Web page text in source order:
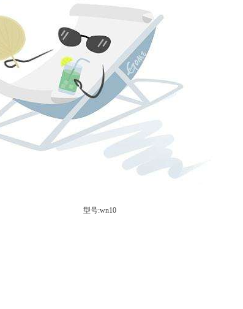
型号:wn10